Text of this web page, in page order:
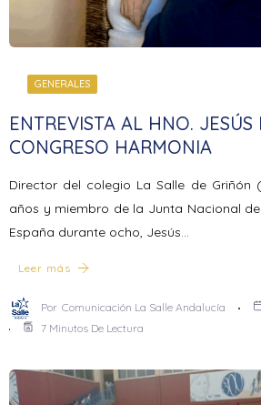
GENERALES
ENTREVISTA AL HNO. JESÚS
CONGRESO HARMONIA
Director del colegio La Salle de Griñón
años y miembro de la Junta Nacional
España durante ocho, Jesús…
Leer más
Por Comunicación La Salle Andalucía
7 Minutos De Lectura